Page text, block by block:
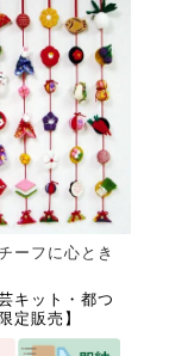
ーフに心とき
キット・都つ
定販売】